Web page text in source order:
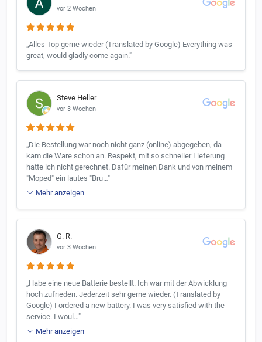
vor 2 Wochen
„Alles Top gerne wieder (Translated by Google) Everything was
great, would gladly come again."
Steve Heller
vor 3 Wochen
„Die Bestellung war noch nicht ganz (online) abgegeben, da
kam die Ware schon an. Respekt, mit so schneller Lieferung
hatte ich nicht gerechnet. Dafür meinen Dank und von meinem
"Moped" ein lautes "Bru…"
Mehr anzeigen
G. R.
vor 3 Wochen
„Habe eine neue Batterie bestellt. Ich war mit der Abwicklung
hoch zufrieden. Jederzeit sehr gerne wieder. (Translated by
Google) I ordered a new battery. I was very satisfied with the
service. I woul…"
Mehr anzeigen